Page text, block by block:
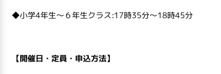
◆小学4年生～６年生クラス:17時35分～18時45分
【開催日・定員・申込方法】